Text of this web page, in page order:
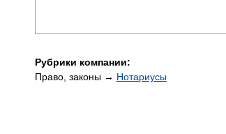
Рубрики компании:
Право, законы → Нотариусы